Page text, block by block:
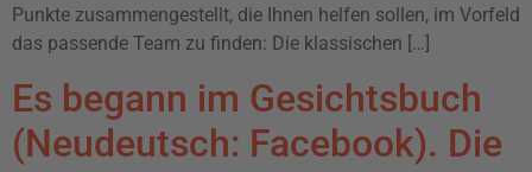
Punkte zusammengestellt, die Ihnen helfen sollen, im Vorfeld
das passende Team zu finden: Die klassischen […]
Es begann im Gesichtsbuch
(Neudeutsch: Facebook). Die